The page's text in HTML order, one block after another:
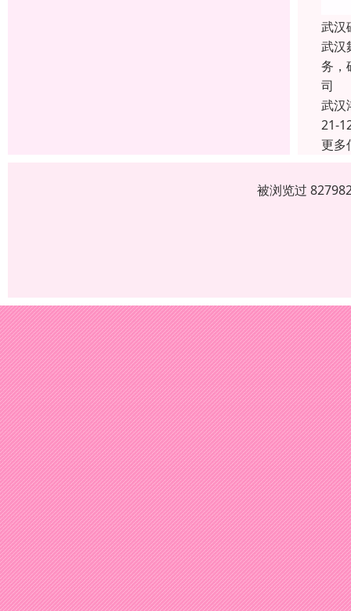
武汉
武汉
务，
司
武汉
21-
更多
被浏览过